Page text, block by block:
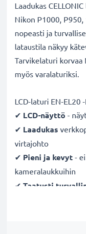
Laadukas
Nikon P1000,
nopeasti ja
lataustila näkyy
Tarvikelaturi
myös varalaturiksi.
LCD-laturi EN-EL20
✔ LCD-näyttö -
✔ Laadukas
virtajohto
✔ Pieni ja kevyt -
kameralaukkuihin
✔ Taatusti
ylikuumenemiselta